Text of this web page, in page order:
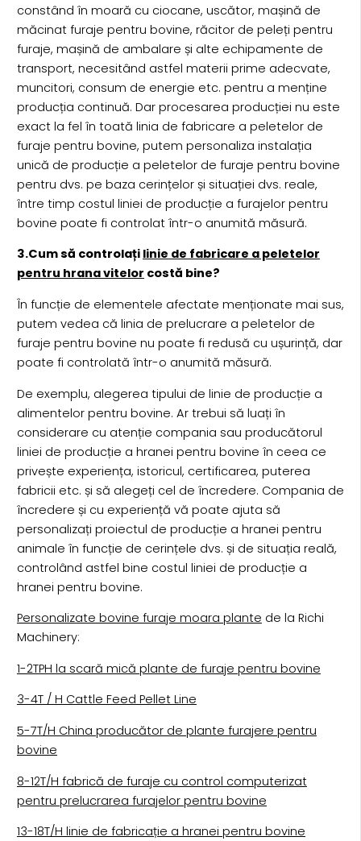
constând în moară cu ciocane, uscător, mașină de
măcinat furaje pentru bovine, răcitor de peleți pentru
furaje, mașină de ambalare și alte echipamente de
transport, necesitând astfel materii prime adecvate,
muncitori, consum de energie etc. pentru a menține
producția continuă. Dar procesarea producției nu este
exact la fel în toată linia de fabricare a peletelor de
furaje pentru bovine, putem personaliza instalația
unică de producție a peletelor de furaje pentru bovine
pentru dvs. pe baza cerințelor și situației dvs. reale,
între timp costul liniei de producție a furajelor pentru
bovine poate fi controlat într-o anumită măsură.
3.Cum să controlați linie de fabricare a peletelor
pentru hrana vitelor costă bine?
În funcție de elementele afectate menționate mai sus,
putem vedea că linia de prelucrare a peletelor de
furaje pentru bovine nu poate fi redusă cu ușurință, dar
poate fi controlată într-o anumită măsură.
De exemplu, alegerea tipului de linie de producție a
alimentelor pentru bovine. Ar trebui să luați în
considerare cu atenție compania sau producătorul
liniei de producție a hranei pentru bovine în ceea ce
privește experiența, istoricul, certificarea, puterea
fabricii etc. și să alegeți cel de încredere. Compania de
încredere și cu experiență vă poate ajuta să
personalizați proiectul de producție a hranei pentru
animale în funcție de cerințele dvs. și de situația reală,
controlând astfel bine costul liniei de producție a
hranei pentru bovine.
Personalizate bovine furaje moara plante de la Richi
Machinery:
1-2TPH la scară mică plante de furaje pentru bovine
3-4T / H Cattle Feed Pellet Line
5-7T/H China producător de plante furajere pentru
bovine
8-12T/H fabrică de furaje cu control computerizat
pentru prelucrarea furajelor pentru bovine
13-18T/H linie de fabricație a hranei pentru bovine